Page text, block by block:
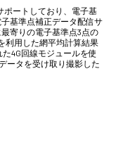
ポートしており、電子基
基準点補正データ配信サ
寄りの電子基準点3点の
利用した網平均計算結果
4G回線モジュールを使
ータを受け取り撮影した